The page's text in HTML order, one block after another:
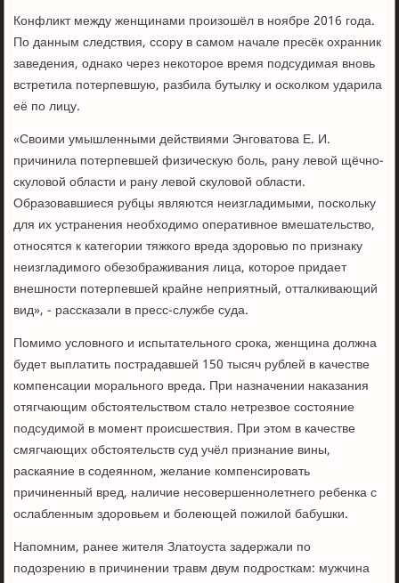
Конфликт между женщинами произошёл в ноябре 2016 года.
По данным следствия, ссору в самом начале пресёк охранник
заведения, однако через некоторое время подсудимая вновь
встретила потерпевшую, разбила бутылку и осколком ударила
её по лицу.
«Своими умышленными действиями Энговатова Е. И.
причинила потерпевшей физическую боль, рану левой щёчно-
скуловой области и рану левой скуловой области.
Образовавшиеся рубцы являются неизгладимыми, поскольку
для их устранения необходимо оперативное вмешательство,
относятся к категории тяжкого вреда здоровью по признаку
неизгладимого обезображивания лица, которое придает
внешности потерпевшей крайне неприятный, отталкивающий
вид», - рассказали в пресс-службе суда.
Помимо условного и испытательного срока, женщина должна
будет выплатить пострадавшей 150 тысяч рублей в качестве
компенсации морального вреда. При назначении наказания
отягчающим обстоятельством стало нетрезвое состояние
подсудимой в момент происшествия. При этом в качестве
смягчающих обстоятельств суд учёл признание вины,
раскаяние в содеянном, желание компенсировать
причиненный вред, наличие несовершеннолетнего ребенка с
ослабленным здоровьем и болеющей пожилой бабушки.
Напомним, ранее жителя Златоуста задержали по
подозрению в причинении травм двум подросткам: мужчина